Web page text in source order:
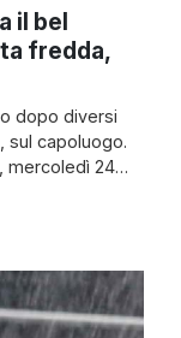
il bel
fredda,
dopo diversi
sul capoluogo.
mercoledì 24
è